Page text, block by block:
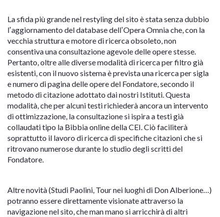
La sfida più grande nel restyling del sito è stata senza dubbio
lʼaggiornamento del database dellʼOpera Omnia che, con la
vecchia struttura e motore di ricerca obsoleto, non
consentiva una consultazione agevole delle opere stesse.
Pertanto, oltre alle diverse modalità di ricerca per filtro già
esistenti, con il nuovo sistema è prevista una ricerca per sigla
e numero di pagina delle opere del Fondatore, secondo il
metodo di citazione adottato dai nostri Istituti. Questa
modalità, che per alcuni testi richiederà ancora un intervento
di ottimizzazione, la consultazione si ispira a testi già
collaudati tipo la Bibbia online della CEI. Ciò faciliterà
soprattutto il lavoro di ricerca di specifiche citazioni che si
ritrovano numerose durante lo studio degli scritti del
Fondatore.
Altre novità (Studi Paolini, Tour nei luoghi di Don Alberione…)
potranno essere direttamente visionate attraverso la
navigazione nel sito, che man mano si arricchirà di altri